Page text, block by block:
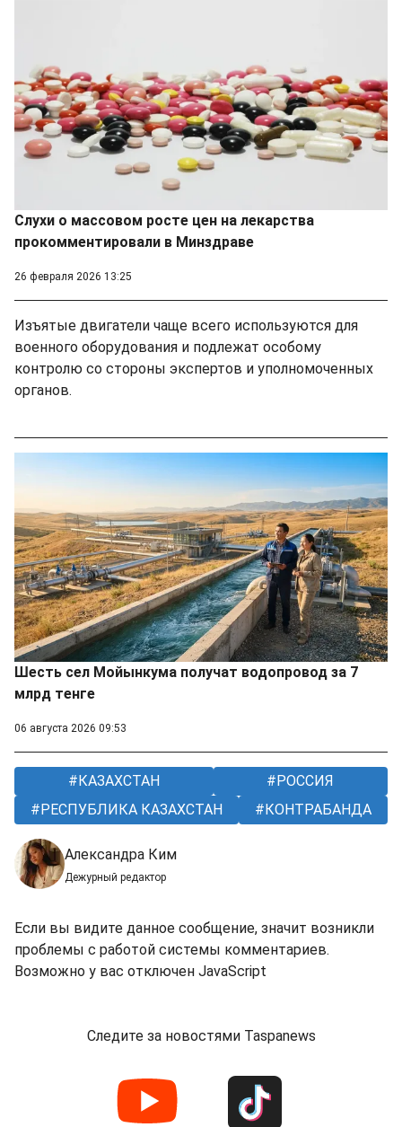
Слухи о массовом росте цен на лекарства
прокомментировали в Минздраве
26 февраля 2026 13:25
Изъятые двигатели чаще всего используются для
военного оборудования и подлежат особому
контролю со стороны экспертов и уполномоченных
органов.
Шесть сел Мойынкума получат водопровод за 7
млрд тенге
06 августа 2026 09:53
КАЗАХСТАН
РОССИЯ
РЕСПУБЛИКА КАЗАХСТАН
КОНТРАБАНДА
Александра Ким
Дежурный редактор
Если вы видите данное сообщение, значит возникли
проблемы с работой системы комментариев.
Возможно у вас отключен JavaScript
Следите за новостями Taspanews